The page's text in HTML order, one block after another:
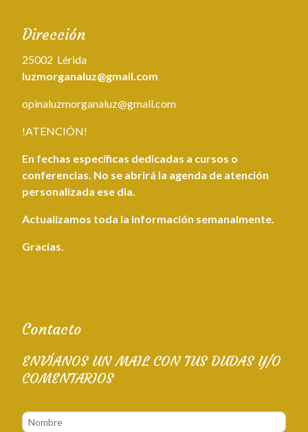
Dirección
25002 Lérida
luzmorganaluz@gmail.com
opinaluzmorganaluz@gmail.com
!ATENCIÓN!
En fechas específicas dedicadas a cursos o
conferencias. No se abrirá la agenda de atención
personalizada ese dia.
Actualizamos toda la información semanalmente.
Gracias.
Contacto
ENVÍANOS UN MAIL CON TUS DUDAS Y/O
COMENTARIOS